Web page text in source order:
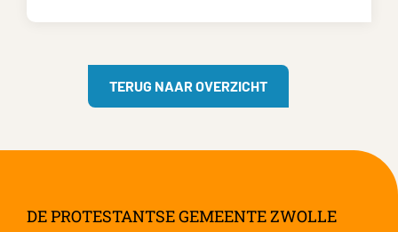
TERUG NAAR OVERZICHT
DE PROTESTANTSE GEMEENTE ZWOLLE